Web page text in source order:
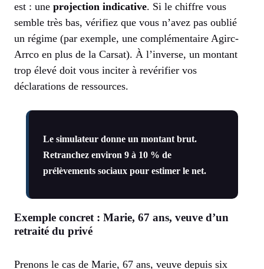
est : une projection indicative. Si le chiffre vous
semble très bas, vérifiez que vous n’avez pas oublié
un régime (par exemple, une complémentaire Agirc-
Arrco en plus de la Carsat). À l’inverse, un montant
trop élevé doit vous inciter à revérifier vos
déclarations de ressources.
Le simulateur donne un montant brut.
Retranchez environ 9 à 10 % de
prélèvements sociaux pour estimer le net.
Exemple concret : Marie, 67 ans, veuve d’un
retraité du privé
Prenons le cas de Marie, 67 ans, veuve depuis six